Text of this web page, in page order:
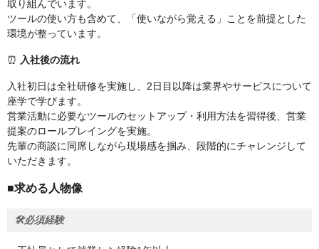
取り組んでいます。
ツールの使い方も含めて、「使いながら覚える」ことを前提とした
環境が整っています。
⏰ 入社後の流れ
入社初日は全社研修を実施し、2日目以降は業界やサービスについて
座学で学びます。
営業活動に必要なツールのセットアップ・利用方法を習得後、営業
提案のロールプレイングを実施。
先輩の商談に同席しながら現場感を掴み、段階的にチャレンジして
いただきます。
■求める人物像
🛠️必須経験